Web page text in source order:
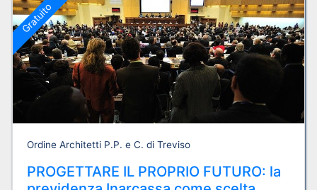
Gratuito
Ordine Architetti P.P. e C. di Treviso
PROGETTARE IL PROPRIO FUTURO: la